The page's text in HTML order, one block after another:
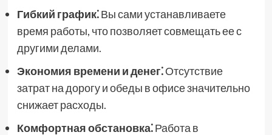
Гибкий график⁚Вы сами устанавливаете
время работы, что позволяет совмещать ее с
другими делами.
Экономия времени и денег⁚Отсутствие
затрат на дорогу и обеды в офисе значительно
снижает расходы.
Комфортная обстановка⁚Работа в